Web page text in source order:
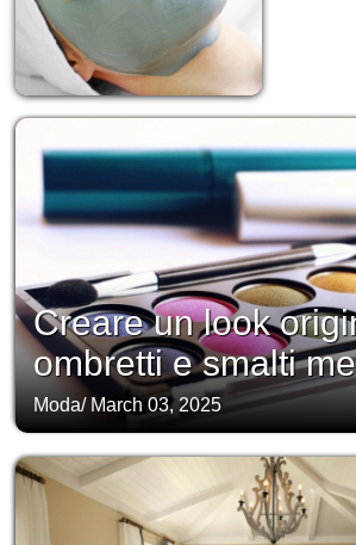
Creare un look
ombretti e smalti
Moda/ March 03, 2025